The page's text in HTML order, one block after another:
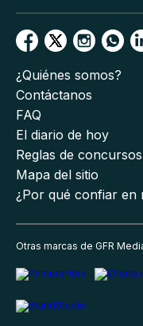
¿Quiénes somos?
Contáctanos
FAQ
El diario de hoy
Reglas de concursos
Mapa del sitio
¿Por qué confiar en
Otras marcas de GFR